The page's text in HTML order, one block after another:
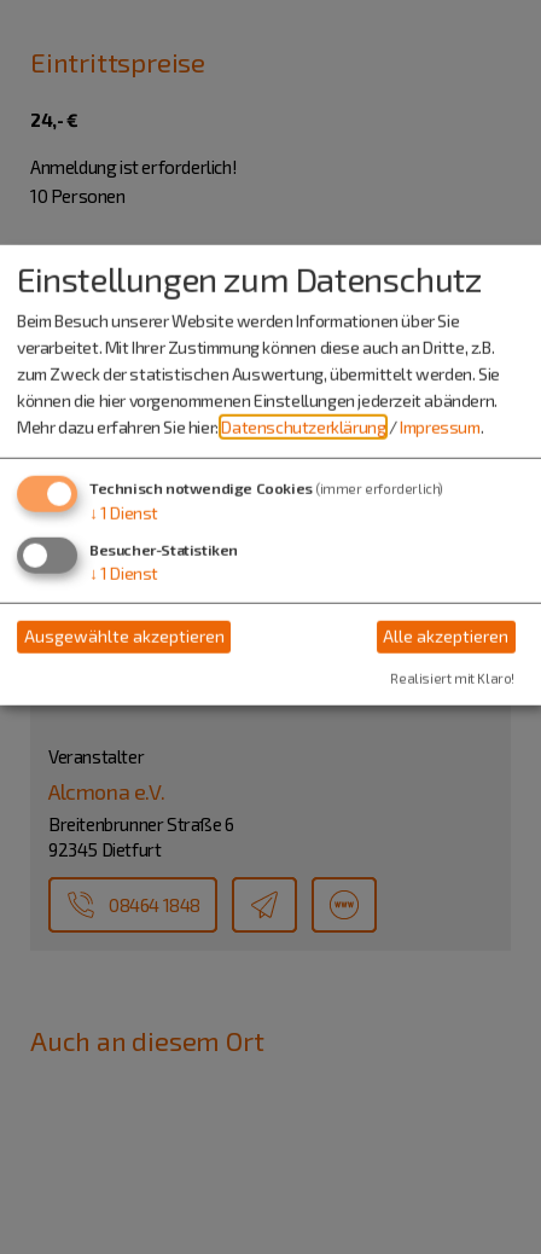
Eintrittspreise
24,- €
Anmeldung ist erforderlich!
10 Personen
Treffpunkt: Alcmona-Haus
Alcmona-Erlebnisdorf
Veranstalter
Alcmona e.V.
Breitenbrunner Straße 6
92345 Dietfurt
08464 1848
Auch an diesem Ort
Einstellungen zum Datenschutz
Beim Besuch unserer Website werden Informationen über Sie
verarbeitet. Mit Ihrer Zustimmung können diese auch an Dritte, z.B.
zum Zweck der statistischen Auswertung, übermittelt werden. Sie
können die hier vorgenommenen Einstellungen jederzeit abändern.
Mehr dazu erfahren Sie hier:Datenschutzerklärung /Impressum.
Technisch notwendige Cookies (immer erforderlich)
↓ 1 Dienst
Besucher-Statistiken
↓ 1 Dienst
Ausgewählte akzeptieren Alle akzeptieren
Realisiert mit Klaro!